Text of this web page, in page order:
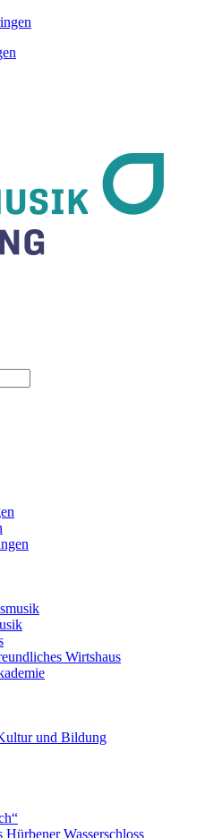
Wirtshaus
und Bildung
Hürbener Wasserschloss